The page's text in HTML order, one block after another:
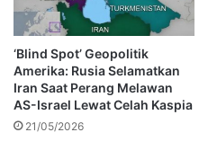
‘Blind Spot’ Geopolitik
Amerika: Rusia Selamatkan
Iran Saat Perang Melawan
AS-Israel Lewat Celah Kaspia
21/05/2026